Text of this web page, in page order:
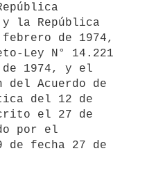
la República
de 1974,
Ley N° 14.221
1974, y el
del Acuerdo de
del 12 de
el 27 de
por el
de fecha 27 de